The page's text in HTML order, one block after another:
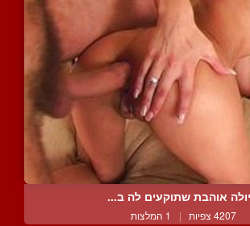
אוהבת שתוקעים לה ב...
4207 צפיות | 1 המלצות